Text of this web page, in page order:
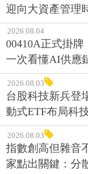
迎向大資產管理
2026.08.04
00410A正式掛牌
一次看懂AI供應
2026.08.03
台股科技新兵登
動式ETF布局科
2026.08.03
指數創高但雜音
家點出關鍵：分